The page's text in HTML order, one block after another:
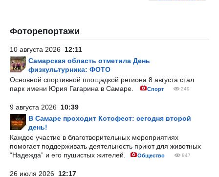
Фоторепортажи
10 августа 2026 12:11
Самарская область отметила День
физкультурника: ФОТО
Основной спортивной площадкой региона 8 августа стал
парк имени Юрия Гагарина в Самаре.
Спорт 249
9 августа 2026 10:39
В Самаре проходит Котофест: сегодня второй
день!
Каждое участие в благотворительных мероприятиях
помогает поддерживать деятельность приют для животных
“Надежда” и его пушистых жителей.
Общество 847
26 июля 2026 12:17